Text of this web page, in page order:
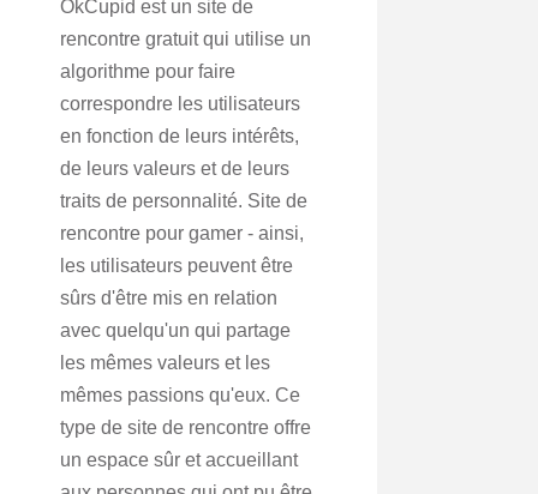
OkCupid est un site de
rencontre gratuit qui utilise un
algorithme pour faire
correspondre les utilisateurs
en fonction de leurs intérêts,
de leurs valeurs et de leurs
traits de personnalité. Site de
rencontre pour gamer - ainsi,
les utilisateurs peuvent être
sûrs d'être mis en relation
avec quelqu'un qui partage
les mêmes valeurs et les
mêmes passions qu'eux. Ce
type de site de rencontre offre
un espace sûr et accueillant